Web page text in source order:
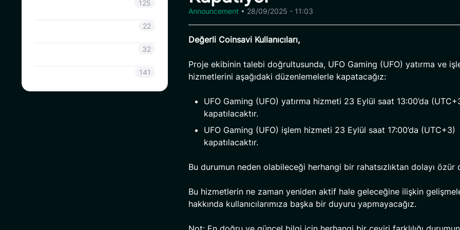
125
22
32
141
Announcement • 28/09/2025 - 11:03
Değerli Coinsavi Kullanıcıları,
Proje ekibinin talebi doğrultusunda, UFO Gaming (UFO) yatırma ve
hizmetlerini aşağıdaki düzenlemelerle kapatacağız:
UFO Gaming (UFO) yatırma hizmeti 23 Eylül saat 13:00’da
kapatılacaktır.
UFO Gaming (UFO) işlem hizmeti 23 Eylül saat 17:00’da (UTC+3)
kapatılacaktır.
Bu durumun neden olabileceği herhangi bir rahatsızlıktan dolayı özür
Bu hizmetlerin ne zaman yeniden aktif hale geleceğine ilişkin
hakkında kullanıcılarımıza başka bir duyuru yapmayacağız.